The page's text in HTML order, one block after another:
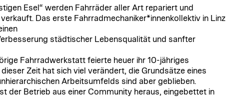
Esel“ werden Fahrräder aller Art repariert und
Das erste Fahrradmechaniker*innenkollektiv in Linz
städtischer Lebensqualität und sanfter
Fahrradwerkstatt feierte heuer ihr 10-jähriges
dieser Zeit hat sich viel verändert, die Grundsätze eines
Arbeitsumfelds sind aber geblieben.
der Betrieb aus einer Community heraus, eingebettet in